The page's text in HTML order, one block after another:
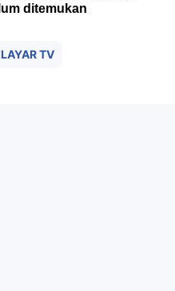
ditemukan
TV